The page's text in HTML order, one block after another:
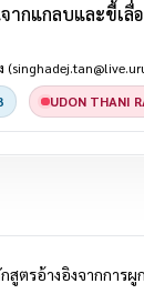
กแกลบและขี้เลื่
UDON THANI
สูตรอ้างอิงจากการ